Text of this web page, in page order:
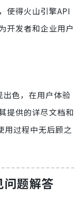
使得火山引擎API
开发者和企业用户
出色，在用户体验
提供的详尽文档和
过程中无后顾之
题解答